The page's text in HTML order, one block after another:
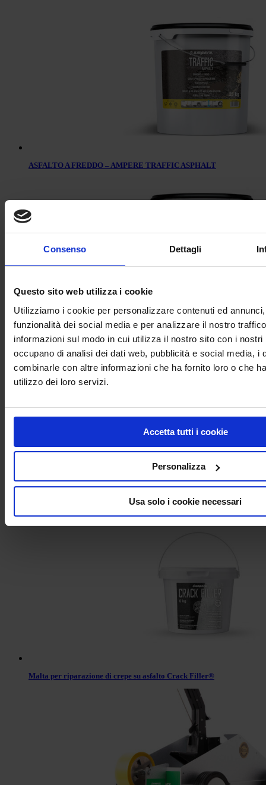
Consenso Dettagli
Questo sito web utilizza i cookie
Utilizziamo i cookie per personalizzare contenuti ed
funzionalità dei social media e per analizzare il nostro
informazioni sul modo in cui utilizza il nostro sito con i nostri
occupano di analisi dei dati web, pubblicità e social media, i
combinarle con altre informazioni che ha fornito loro o che
utilizzo dei loro servizi.
Accetta tutti i cookie
Personalizza
Usa solo i cookie necessari
ASFALTO A FREDDO – AMPERE TRAFFIC ASPHALT
Asfalto vegetale a freddo – Traffic Asphalt Extra
Sigillante per asfalto – BLACK PARKING ®
Malta per riparazione di crepe su asfalto Crack Filler®